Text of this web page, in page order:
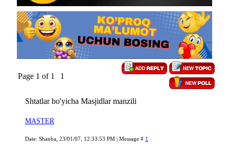
Page 1 of 1 1
Shtatlar bo'yicha Masjidlar manzili
MASTER
Date: Shanba, 23/01/07, 12:33:53 PM | Message # 1